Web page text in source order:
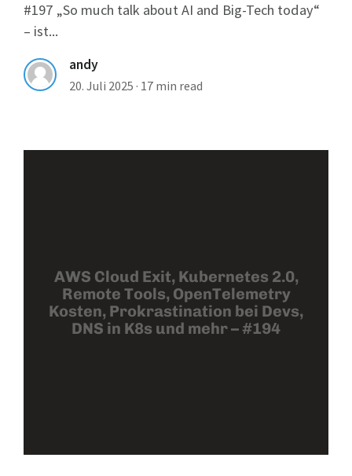
#197 „So much talk about AI and Big-Tech today“
– ist...
andy
20. Juli 2025 · 17 min read
AWS Cloud Exit, Kubernetes 2.0,
Remote Tools, OpenTelemetry
Kosten, Prokrastination bei Devs,
DNS in K8s und mehr – #194